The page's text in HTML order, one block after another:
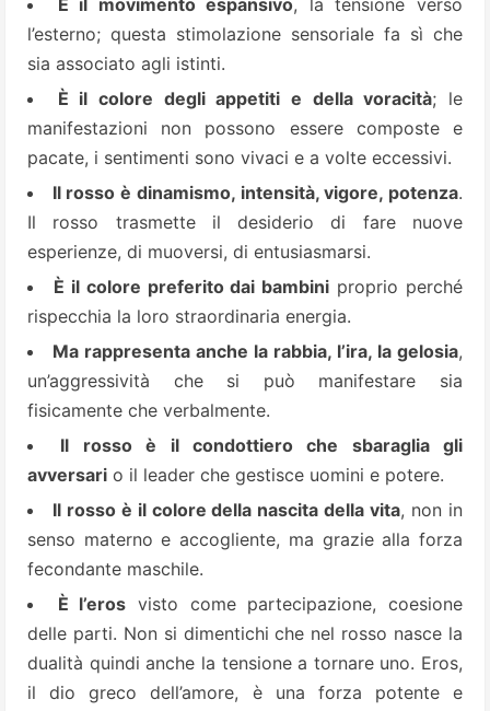
È il movimento espansivo, la tensione verso
l’esterno; questa stimolazione sensoriale fa sì che
sia associato agli istinti.
È il colore degli appetiti e della voracità; le
manifestazioni non possono essere composte e
pacate, i sentimenti sono vivaci e a volte eccessivi.
Il rosso è dinamismo, intensità, vigore, potenza.
Il rosso trasmette il desiderio di fare nuove
esperienze, di muoversi, di entusiasmarsi.
È il colore preferito dai bambini proprio perché
rispecchia la loro straordinaria energia.
Ma rappresenta anche la rabbia, l’ira, la gelosia,
un’aggressività che si può manifestare sia
fisicamente che verbalmente.
Il rosso è il condottiero che sbaraglia gli
avversari o il leader che gestisce uomini e potere.
Il rosso è il colore della nascita della vita, non in
senso materno e accogliente, ma grazie alla forza
fecondante maschile.
È l’eros visto come partecipazione, coesione
delle parti. Non si dimentichi che nel rosso nasce la
dualità quindi anche la tensione a tornare uno. Eros,
il dio greco dell’amore, è una forza potente e